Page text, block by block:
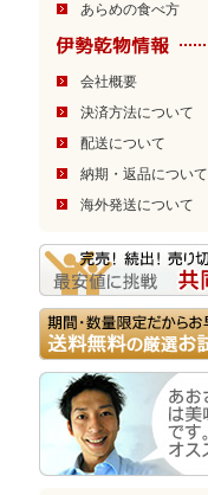
あらめの食べ方
会社概要
決済方法について
配送について
納期・返品について
海外発送について